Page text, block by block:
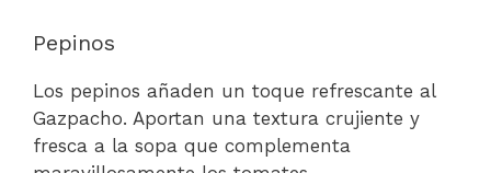
Pepinos
Los pepinos añaden un toque refrescante al
Gazpacho. Aportan una textura crujiente y
fresca a la sopa que complementa